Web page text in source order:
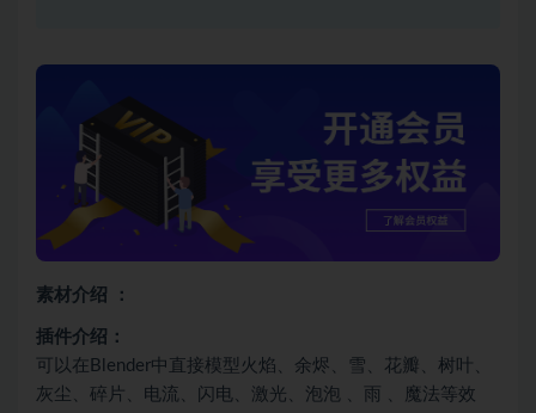
素材介绍 ：
插件介绍：
可以在Blender中直接模型火焰、余烬、雪、花瓣、树叶、
灰尘、碎片、电流、闪电、激光、泡泡 、雨 、魔法等效